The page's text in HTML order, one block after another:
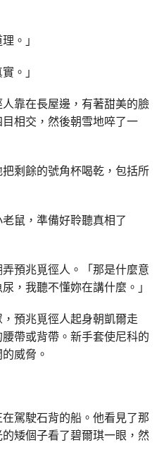
。」
。」
靠在長屋邊，有著甜美的臉
相交，然後朝雪地啐了一
剩餘的號角杯喝乾，包括所
鼠，準備好聆聽真相了
預兆覓徑人。「那是什麼意
，我聽不懂妳在講什麼。」
預兆覓徑人起身朝凱爾走
帶或背帶。新手套使尼科的
威脅。
在駕駛石背的船。他看見了那
矮個子看了碧爾琪一眼，然